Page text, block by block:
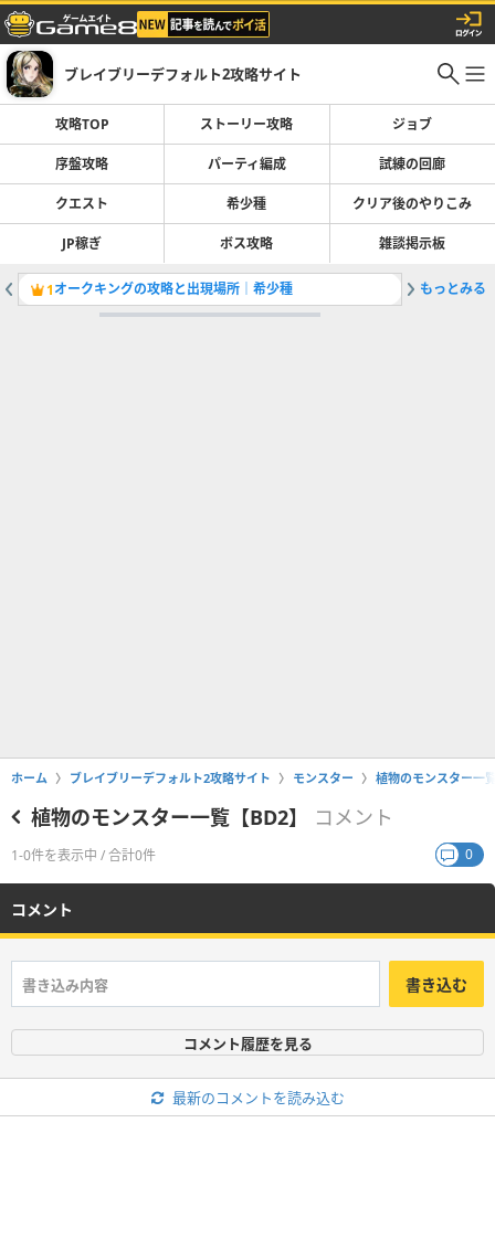
ブレイブリーデフォルト2攻略サイト
攻略TOP ストーリー攻略 ジョブ
序盤攻略 パーティ編成 試練の回廊
クエスト 希少種 クリア後のやりこみ
JP稼ぎ ボス攻略 雑談掲示板
1オークキングの攻略と出現場所｜希少種 2声優（
もっとみる
ホーム ブレイブリーデフォルト2攻略サイト モンスター 植物のモンスター一
植物のモンスター一覧【BD2】 コメント
1-0件を表示中 / 合計0件 0
コメント
書き込む
コメント履歴を見る
最新のコメントを読み込む